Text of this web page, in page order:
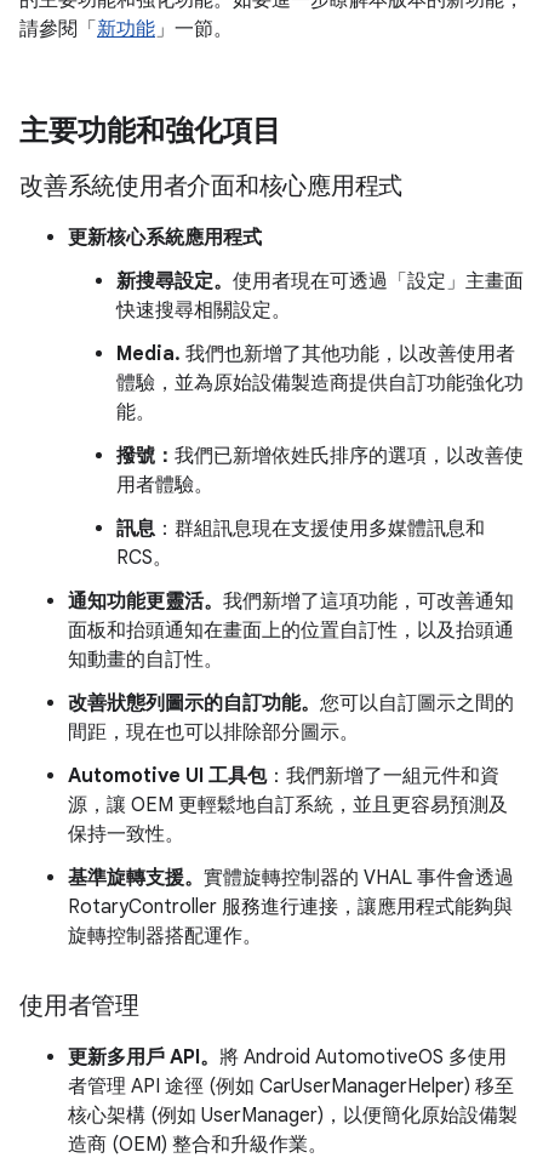
請參閱「 新功能」一節。
主要功能和強化項目
改善系統使用者介面和核心應用程式
更新核心系統應用程式
新搜尋設定。 使用者現在可透過「設定」主畫面
快速搜尋相關設定。
Media. 我們也新增了其他功能，以改善使用者
體驗，並為原始設備製造商提供自訂功能強化功
能。
撥號： 我們已新增依姓氏排序的選項，以改善使
用者體驗。
訊息 ：群組訊息現在支援使用多媒體訊息和
RCS。
通知功能更靈活。 我們新增了這項功能，可改善通知
面板和抬頭通知在畫面上的位置自訂性，以及抬頭通
知動畫的自訂性。
改善狀態列圖示的自訂功能。 您可以自訂圖示之間的
間距，現在也可以排除部分圖示。
Automotive UI 工具包：我們新增了一組元件和資
源，讓 OEM 更輕鬆地自訂系統，並且更容易預測及
保持一致性。
基準旋轉支援。 實體旋轉控制器的 VHAL 事件會透過
RotaryController 服務進行連接，讓應用程式能夠與
旋轉控制器搭配運作。
使用者管理
更新多用戶 API。 將 Android AutomotiveOS 多使用
者管理 API 途徑 (例如 CarUserManagerHelper) 移至
核心架構 (例如 UserManager)，以便簡化原始設備製
造商 (OEM) 整合和升級作業。